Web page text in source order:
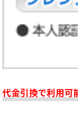
代金引換で利用可